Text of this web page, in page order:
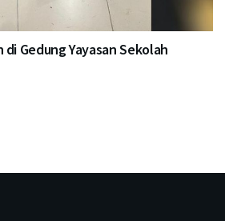
Gedung Yayasan Sekolah